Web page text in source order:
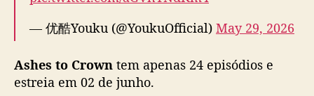
— 优酷Youku (@YoukuOfficial) May 29, 2026
Ashes to Crown tem apenas 24 episódios e
estreia em 02 de junho.